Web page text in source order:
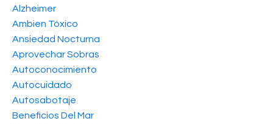
Alzheimer
Ambien Tóxico
Ansiedad Nocturna
Aprovechar Sobras
Autoconocimiento
Autocuidado
Autosabotaje
Beneficios Del Mar